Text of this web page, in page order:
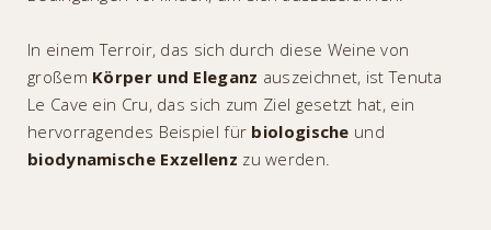
In einem Terroir, das sich durch diese Weine von
großem Körper und Eleganz auszeichnet, ist Tenuta
Le Cave ein Cru, das sich zum Ziel gesetzt hat, ein
hervorragendes Beispiel für biologische und
biodynamische Exzellenz zu werden.